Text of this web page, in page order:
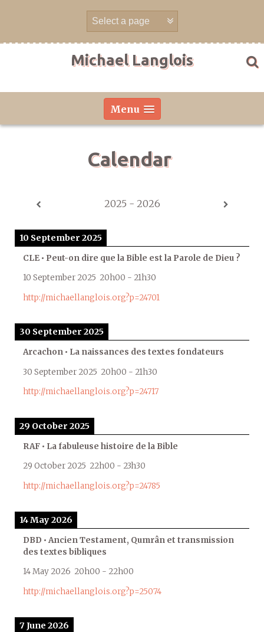
Michael Langlois
Menu
Calendar
2025 - 2026
10 September 2025
CLE • Peut-on dire que la Bible est la Parole de Dieu ?
10 September 2025 20h00 - 21h30
http://michaellanglois.org?p=24701
30 September 2025
Arcachon • La naissances des textes fondateurs
30 September 2025 20h00 - 21h30
http://michaellanglois.org?p=24717
29 October 2025
RAF • La fabuleuse histoire de la Bible
29 October 2025 22h00 - 23h30
http://michaellanglois.org?p=24785
14 May 2026
DBD • Ancien Testament, Qumrân et transmission
des textes bibliques
14 May 2026 20h00 - 22h00
http://michaellanglois.org?p=25074
7 June 2026